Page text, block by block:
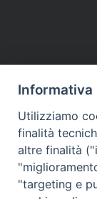
Contatti:
E-
Orari:
Informativa
Utilizziamo
finalità
altre finalità
"targeting e